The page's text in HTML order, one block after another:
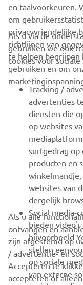
CORPORATE
VOOR
MEER YAMAHA
NIEUWSBRIEF
Wees de eerste die
speciale
en taalvoorkeuren.
om
privacyvriendelijke
richtlijnen van
te helpen begrijpen
gebruiken en om
Als u via de
gebruiken we ook
cookies voor sociale
Tracking /
advertenties
diensten die
op websites
surfgedrag op
producten en
websites van
dergelijk
Social media-
bieden
bijvoorbeeld
stellen
op sociale
van externe
Als u alle
ontvangen en
zijn afgestemd op
/ advertentie- en
Accepteren te
accepteren of